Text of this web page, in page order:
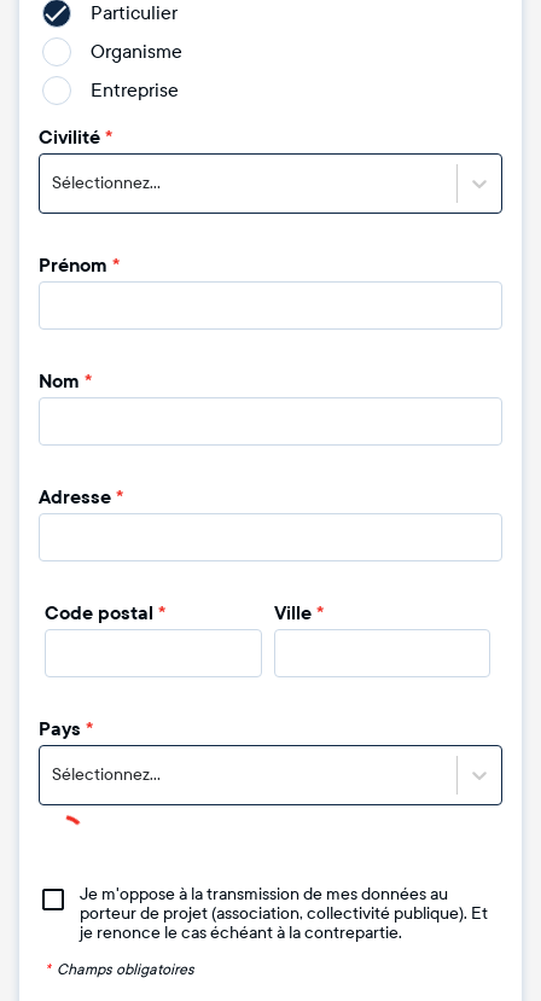
Particulier
Organisme
Entreprise
Civilité*
Sélectionnez...
Prénom *
Nom *
Adresse*
Code postal * Ville *
Pays *
Sélectionnez...
Je m'oppose à la transmission de mes données au
porteur de projet (association, collectivité publique). Et
je renonce le cas échéant à la contrepartie.
* Champs obligatoires